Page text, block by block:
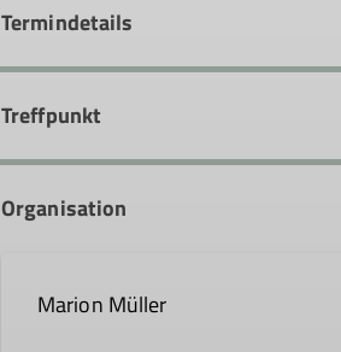
Termindetails
Treffpunkt
Organisation
Marion Müller